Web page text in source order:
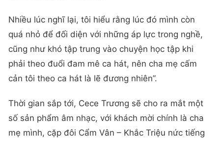
Nhiều lúc nghĩ lại, tôi hiểu rằng lúc đó mình còn
quá nhỏ để đối diện với những áp lực trong nghề,
cũng như khó tập trung vào chuyện học tập khi
phải theo đuổi đam mê ca hát, nên cha mẹ cấm
cản tôi theo ca hát là lẽ đương nhiên”.
Thời gian sắp tới, Cece Trương sẽ cho ra mắt một
số sản phẩm âm nhạc, với khách mời chính là cha
mẹ mình, cặp đôi Cẩm Vân – Khắc Triệu nức tiếng